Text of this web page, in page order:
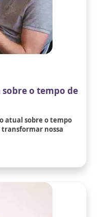
sobre o tempo de
atual sobre o tempo
transformar nossa